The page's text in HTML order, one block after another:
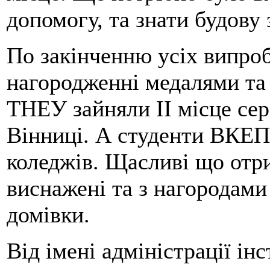
допомогу, та знати будову
По закінченню усіх
нагородженні медалями
ТНЕУ зайняли ІІ місце
Вінниці. А студенти
коледжів. Щасливі що
виснажені та з
домівки.
Від імені адміністрації